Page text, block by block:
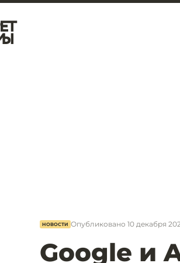
НОВОСТИ Опубликовано 10 декабря
Google и